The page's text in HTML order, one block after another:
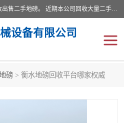
本公司常年出售回收二手地磅，回收出售二手地磅。 近期本公司回收大量二手地磅，型号齐全，宽度从2米到3.5米，长度5米到25米，承重吨位从10到200吨，成色7—9成新。 ? 使用年限6个月至2年，产品来源于个人闲置品，工矿企业停用品，因小换大而来。 精准度和新的一样， 二手地磅是内行人的选择，打个电话就省钱朋友您好等什么
设备有限公司
磅 > 衡水地磅回收平台哪家权威